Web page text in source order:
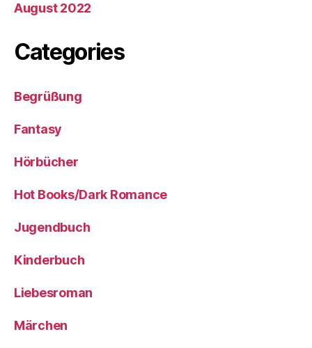
August 2022
Categories
Begrüßung
Fantasy
Hörbücher
Hot Books/Dark Romance
Jugendbuch
Kinderbuch
Liebesroman
Märchen